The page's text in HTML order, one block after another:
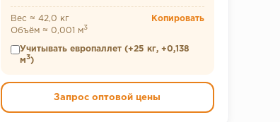
Вес ≈ 42,0 кг
Объём ≈ 0,001 м3
Копировать
Учитывать европаллет (+25 кг, +0,138
м3)
Запрос оптовой цены